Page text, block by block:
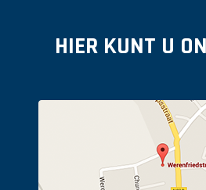
HIER KUNT U